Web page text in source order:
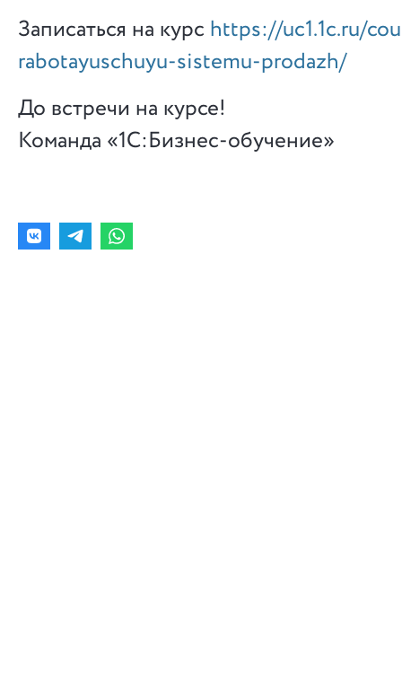
Записаться на курс https://uc1.1c.ru/
rabotayuschuyu-sistemu-prodazh/
До встречи на курсе!
Команда «1С:Бизнес-обучение»